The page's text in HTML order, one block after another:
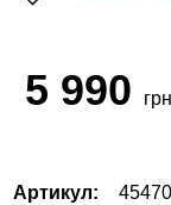
5 990 грн
Артикул: 45470